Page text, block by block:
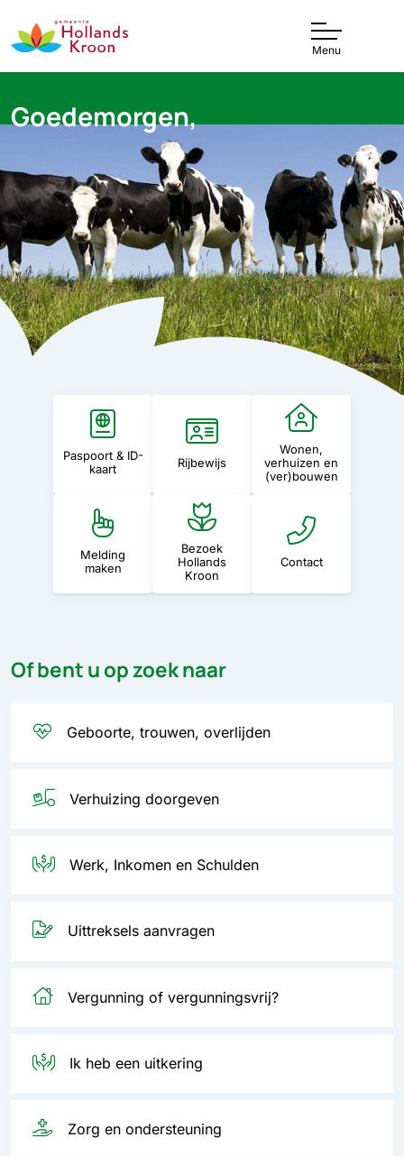
Gemeente Hollands Kroon
Menu
Goedemorgen,
hoorn van een telefoon
Paspoort & ID-
kaart
Rijbewijs
Wonen,
verhuizen en
(ver)bouwen
Melding
maken
Bezoek
Hollands
Kroon
Contact
Of bent u op zoek naar
Geboorte, trouwen, overlijden
Verhuizing doorgeven
Werk, Inkomen en Schulden
Uittreksels aanvragen
Vergunning of vergunningsvrij?
Ik heb een uitkering
Zorg en ondersteuning